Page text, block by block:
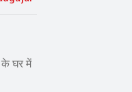
के घर में